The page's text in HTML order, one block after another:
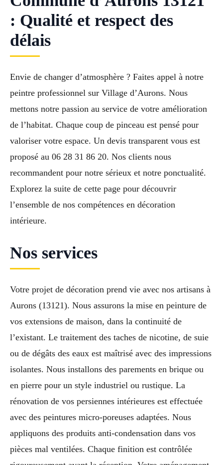
: Qualité et respect des
délais
Envie de changer d’atmosphère ? Faites appel à notre
peintre professionnel sur Village d’Aurons. Nous
mettons notre passion au service de votre amélioration
de l’habitat. Chaque coup de pinceau est pensé pour
valoriser votre espace. Un devis transparent vous est
proposé au 06 28 31 86 20. Nos clients nous
recommandent pour notre sérieux et notre ponctualité.
Explorez la suite de cette page pour découvrir
l’ensemble de nos compétences en décoration
intérieure.
Nos services
Votre projet de décoration prend vie avec nos artisans à
Aurons (13121). Nous assurons la mise en peinture de
vos extensions de maison, dans la continuité de
l’existant. Le traitement des taches de nicotine, de suie
ou de dégâts des eaux est maîtrisé avec des impressions
isolantes. Nous installons des parements en brique ou
en pierre pour un style industriel ou rustique. La
rénovation de vos persiennes intérieures est effectuée
avec des peintures micro-poreuses adaptées. Nous
appliquons des produits anti-condensation dans vos
pièces mal ventilées. Chaque finition est contrôlée